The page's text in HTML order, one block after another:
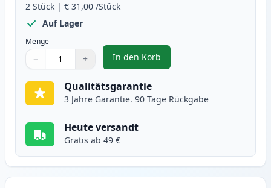
2 Stück | € 31,00 /Stück
Auf Lager
Menge
Verwenden Sie die Tasten, um anzupassen
− +
1
In den Korb
, 2 stück Canon PG-512 / CL-
Qualitätsgarantie
3 Jahre Garantie. 90 Tage Rückgabe
Heute versandt
Gratis ab 49 €